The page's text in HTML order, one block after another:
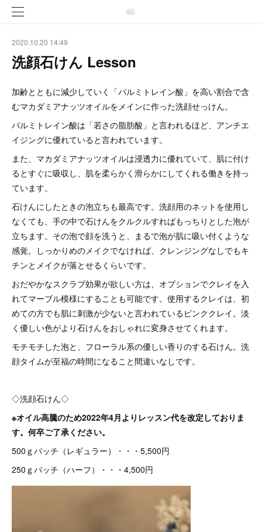
2020.10.20 14:49
洗顔石けん Lesson
加齢とともに減少していく「パルミトレイン酸」を高い割合で含
むマカダミアナッツオイルをメインに作った洗顔せっけん。
パルミトレイン酸は「若さの脂肪酸」と言われるほど、アンチエ
イジングに優れていると言われています。
また、マカダミアナッツオイルは浸透力に優れていて、肌に付け
るとすぐに吸収し、肌を柔らかく滑らかにしてくれる働きを持っ
ています。
石けんにしたときの泡立ちも最高です。洗顔用のネットを使用し
なくても、手の中で石けんをクルクルすればもっちりとした泡が
立ちます。その泡で顔を洗うと、まるで泡が肌に吸い付くような
感覚。しっかりめのメイクでなければ、クレンジングなしでもキ
チンとメイクが落とせるくらいです。
おだやかなスクラブ効果が欲しい方は、オプションでクレイを入
れてマーブル模様にすることも可能です。使用するクレイは、初
めての方でも肌に刺激が少ないと言われているピンククレイ。淡
く優しい色がより石けんをおしゃれに変身させてくれます。
モチモチした泡と、フローラル系の優しい香りのする石けん。洗
顔タイムが至福の時間になること間違いなしです。
◇洗顔石けん◇
※オイル高騰のため2022年4月よりレッスン代を改定しておりま
す。何卒ご了承ください。
500ｇバッチ（レギュラー）・・・5,500円
250ｇバッチ（ハーフ）・・・4,500円